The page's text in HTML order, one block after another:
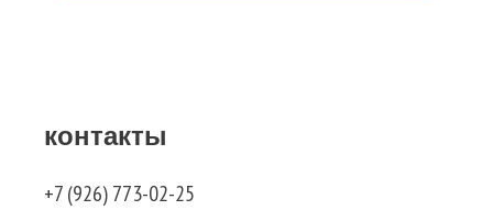
контакты
+7 (926) 773-02-25